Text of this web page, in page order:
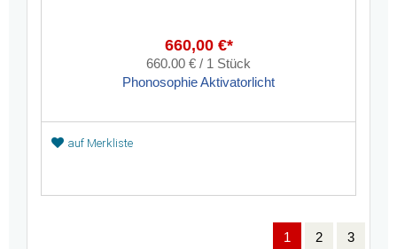
660,00 €*
660.00 € / 1 Stück
Phonosophie Aktivatorlicht
auf Merkliste
1 2 3